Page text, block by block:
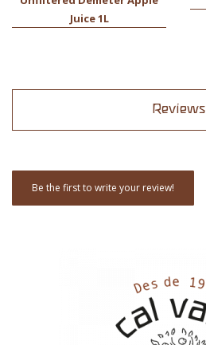
Juice 1L
Reviews
Be the first to write your review!